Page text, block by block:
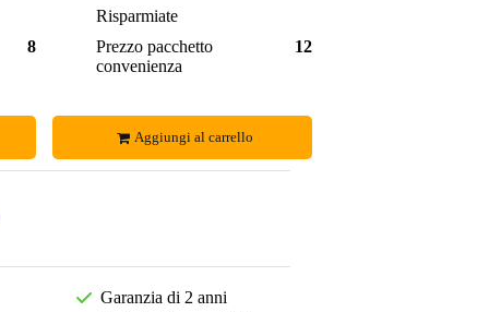
81,00 €
Risparmiate
Prezzo pacchetto
convenienza
121,00 €
Aggiungi al carrello
Garanzia di 2 anni